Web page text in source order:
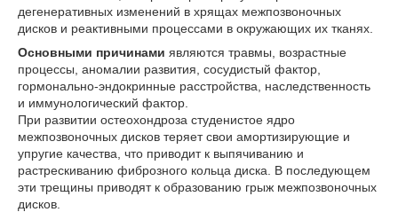
дегенеративных изменений в хрящах межпозвоночных
дисков и реактивными процессами в окружающих их тканях.
Основными причинами являются травмы, возрастные
процессы, аномалии развития, сосудистый фактор,
гормонально-эндокринные расстройства, наследственность
и иммунологический фактор.
При развитии остеохондроза студенистое ядро
межпозвоночных дисков теряет свои амортизирующие и
упругие качества, что приводит к выпячиванию и
растрескиванию фиброзного кольца диска. В последующем
эти трещины приводят к образованию грыж межпозвоночных
дисков.